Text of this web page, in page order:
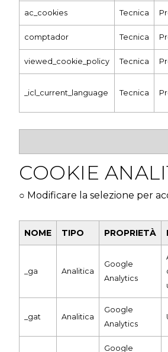
ac_cookies Tecnica
comptador Tecnica
viewed_cookie_policy Tecnica
_icl_current_language Tecnica
COOKIE
○ Modificare la selezione per
NOME TIPO PROPRIETÀ
_ga Analitica
Google
Analytics
_gat Analitica
Google
Analytics
Google